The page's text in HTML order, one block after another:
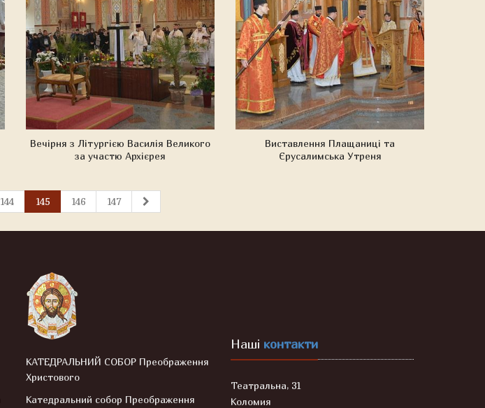
Вечірня з Літургією Василія Великого
за участю Архієрея
Виставлення Плащаниці та
Єрусалимська Утреня
144 145 146 147
КАТЕДРАЛЬНИЙ СОБОР Преображення
Христового
Катедральний собор Преображення
Наші контакти
Театральна, 31
Коломия